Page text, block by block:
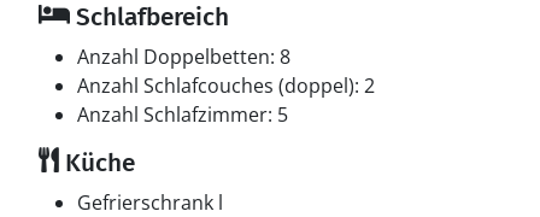
Fernsehsender - nur Streaming. Es steht kabellose
Internetverbindung zur Verfügung.
Schlafbereich
Anzahl Doppelbetten: 8
Anzahl Schlafcouches (doppel): 2
Anzahl Schlafzimmer: 5
Küche
Gefrierschrank l